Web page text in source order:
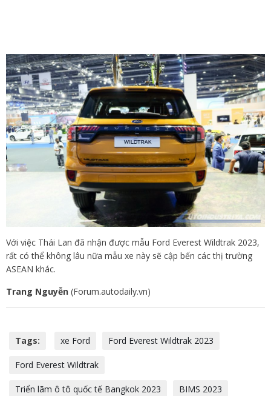
Với việc Thái Lan đã nhận được mẫu Ford Everest Wildtrak 2023,
rất có thể không lâu nữa mẫu xe này sẽ cập bến các thị trường
ASEAN khác.
Trang Nguyễn (Forum.autodaily.vn)
Tags: xe Ford Ford Everest Wildtrak 2023
Ford Everest Wildtrak
Triển lãm ô tô quốc tế Bangkok 2023 BIMS 2023